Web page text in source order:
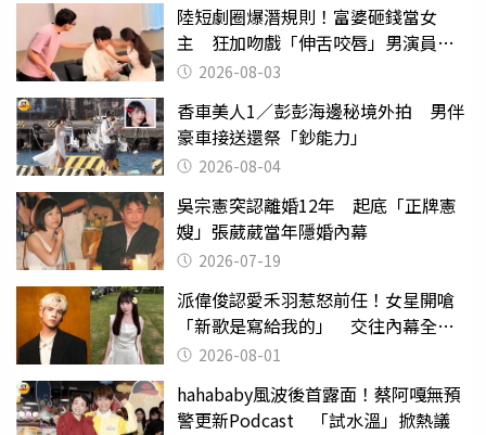
陸短劇圈爆潛規則！富婆砸錢當女
主 狂加吻戲「伸舌咬唇」男演員崩
潰 2026-08-03
香車美人1／彭彭海邊秘境外拍 男伴
豪車接送還祭「鈔能力」
2026-08-04
吳宗憲突認離婚12年 起底「正牌憲
嫂」張葳葳當年隱婚內幕
2026-07-19
派偉俊認愛禾羽惹怒前任！女星開嗆
「新歌是寫給我的」 交往內幕全說
了 2026-08-01
hahababy風波後首露面！蔡阿嘎無預
警更新Podcast 「試水溫」掀熱議